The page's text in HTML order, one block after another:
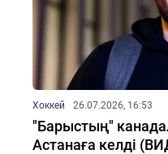
Хоккей 26.07.2026, 16:53
"Барыстың"
Астанаға келді